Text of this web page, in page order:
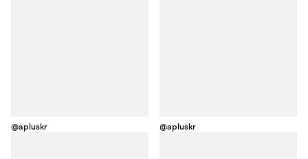
@apluskr @apluskr